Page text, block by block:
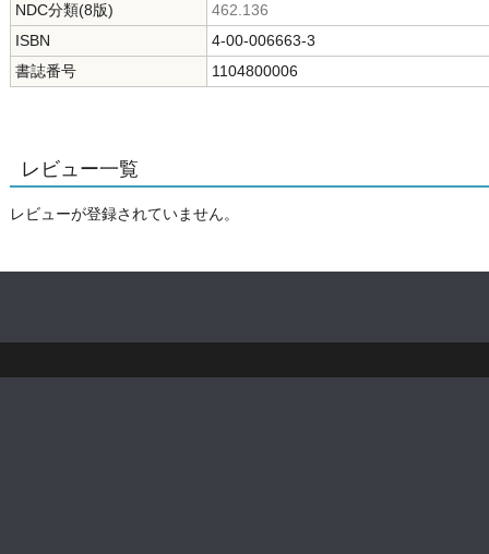
NDC分類(8版)
462.136
ISBN
4-00-006663-3
書誌番号
1104800006
レビュー一覧
レビューが登録されていません。